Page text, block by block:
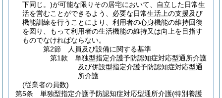
下同じ。)が可能な限りその居宅において、自立した日常生
活を営むことができるよう、必要な日常生活上の支援及び
機能訓練を行うことにより、利用者の心身機能の維持回復
を図り、もって利用者の生活機能の維持又は向上を目指す
ものでなければならない。
第2節
人員及び設備に関する基準
第1款
単独型指定介護予防認知症対応型通所介護
及び併設型指定介護予防認知症対応型通
所介護
(従業者の員数)
第5条
単独型指定介護予防認知症対応型通所介護(特別養護